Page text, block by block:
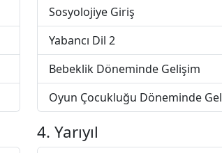
Sosyolojiye Giriş
Yabancı Dil 2
Bebeklik Döneminde Gelişim
Oyun Çocukluğu Döneminde
4. Yarıyıl